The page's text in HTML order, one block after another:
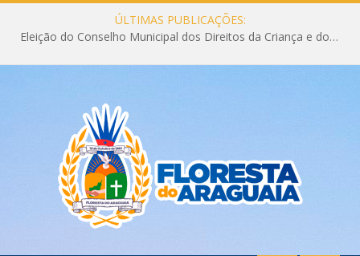
ÚLTIMAS PUBLICAÇÕES:
Eleição do Conselho Municipal dos Direitos da Criança e do Adolescente CMDCA 2026